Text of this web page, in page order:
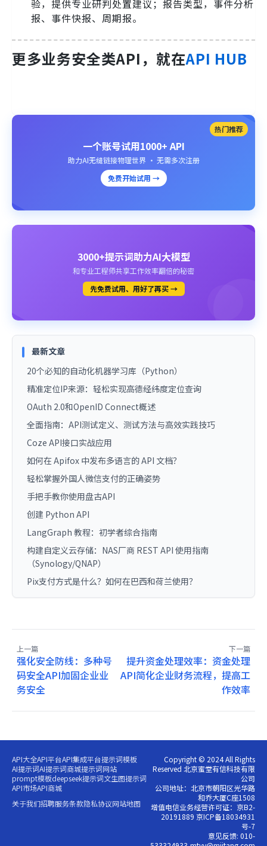
验，提供专业研判处置建议；报告类型，事件分析
报、事件快报、周期报。
更多业务安全类API，就在API HUB
热门推荐
一个账号试用1000+ API
助力AI无缝链接物理世界 · 无需多次注册
免费开始试用 →
3000+提示词助力AI大模型
和专业工程师共享工作效率翻倍的秘密
先免费试用、用好了再买 →
最新文章
20个必知的自动化机器学习库（Python）
精准定位IP来源：轻松实现高德经纬度定位查询
OAuth 2.0和OpenID Connect概述
全面指南：API测试定义、测试方法与高效实践技巧
Coze API接口实战应用
如何在 Apifox 中发布多语言的 API 文档？
轻松掌握外国人微信支付的正确姿势
手把手教你使用盘古API
创建 Python API
LangGraph 教程：初学者综合指南
构建自定义云存储：NAS厂商 REST API 使用指南
（Synology/QNAP）
Pix支付方式是什么？如何在巴西和荷兰使用？
上一篇
强化安全防线：多种号
码安全API加固企业业
务安全
下一篇
提升资金处理效率：资金处理
API简化企业财务流程，提高工
作效率
API大全API平台API集成平台提示词模板
AI提示词AI提示词商城提示词网站
prompt模板deepseek提示词文生图提示词
API市场API商城
关于我们招聘服务条款隐私协议网站地图
Copyright © 2024 All Rights
Reserved 北京蜜堂有信科技有限
公司
公司地址：北京市朝阳区光华路
和乔大厦C座1508
增值电信业务经营许可证：京B2-
20191889 京ICP备18034931
号-7
意见反馈: 010-